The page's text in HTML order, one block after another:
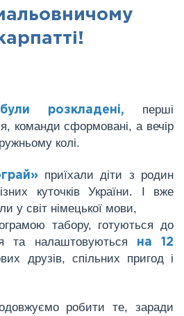
розкладені,
перші
команди сформовані, а вечір
колі.
приїхали діти з родин
куточків України. І вже
у світ німецької мови,
табору, готуються до
та налаштовуються на 12
друзів, спільних пригод і
робити те, заради